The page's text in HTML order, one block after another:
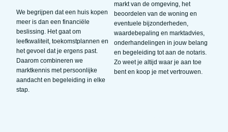
We begrijpen dat een huis kopen
meer is dan een financiële
beslissing. Het gaat om
leefkwaliteit, toekomstplannen en
het gevoel dat je ergens past.
Daarom combineren we
marktkennis met persoonlijke
aandacht en begeleiding in elke
stap.
markt van de omgeving, het
beoordelen van de woning en
eventuele bijzonderheden,
waardebepaling en marktadvies,
onderhandelingen in jouw belang
en begeleiding tot aan de notaris.
Zo weet je altijd waar je aan toe
bent en koop je met vertrouwen.